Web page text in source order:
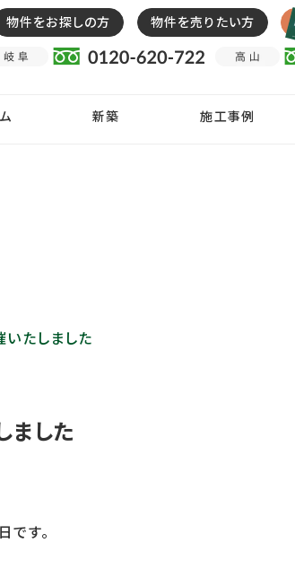
物件をお探しの方 物件を売りたい方
新築 施工事例
たしました
した
す。